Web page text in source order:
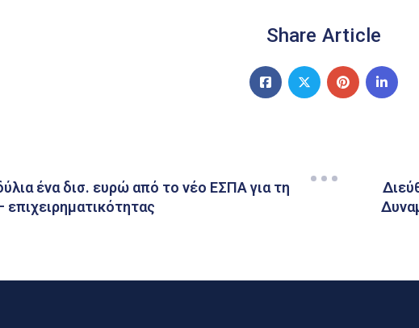
Share Article
ένα δισ. ευρώ από το νέο ΕΣΠΑ για τη